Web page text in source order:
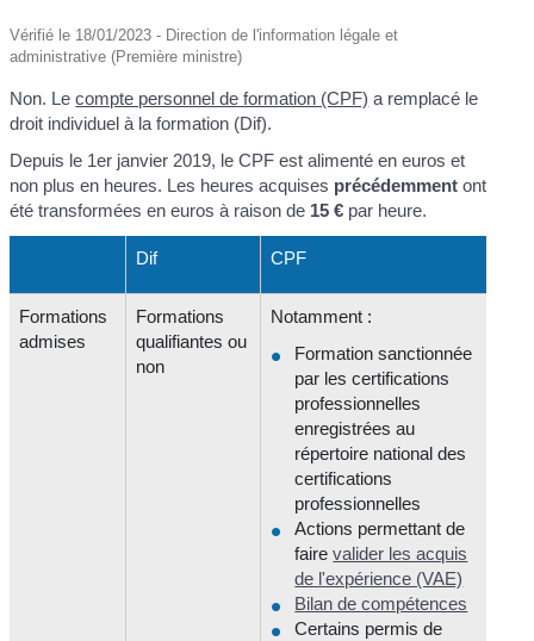
Vérifié le 18/01/2023 - Direction de l'information légale et
administrative (Première ministre)
Non. Lecompte personnel de formation (CPF) a remplacé le
droit individuel à la formation (Dif).
Depuis le 1er janvier 2019, le CPF est alimenté en euros et
non plus en heures. Les heures acquises précédemment ont
été transformées en euros à raison de 15 € par heure.
Dif CPF
Formations
admises
Formations
qualifiantes ou
non
Notamment :
Formation sanctionnée
par les certifications
professionnelles
enregistrées au
répertoire national des
certifications
professionnelles
Actions permettant de
fairevalider les acquis
de l'expérience (VAE)
Bilan de compétences
Certains permis de